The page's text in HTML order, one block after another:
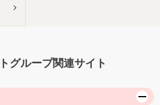
グループ関連サイト